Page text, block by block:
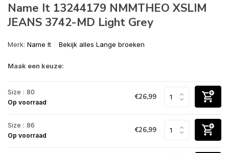
Name It 13244179 NMMTHEO XSLIM
JEANS 3742-MD Light Grey
Merk: Name It Bekijk alles Lange broeken
Maak een keuze:
Size : 80
Op voorraad
€26,99
Size : 86
Op voorraad
€26,99